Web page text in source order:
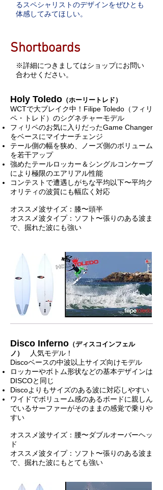
るスペシャリストのデザインをぜひとも
体感してみてほしい。
Shortboards
​※詳細につきましてはショップにお問い
合わせください。
Holy Toledo （ホーリートレド）
WCTで大ブレイク中！Filipe Toledo（フィリ
ペ・トレド）のシグネチャーモデル
フィリペのお気に入りだったGame Changer
をベースにマイナーチェンジ
テール側の幅を狭め、ノーズ側のボリューム
を若干アップ
強めたテールロッカー＆シングルコンケーブ
により極限のエアリアル性能
コンテストで遭遇しがちな平均以下〜平均ク
オリティの波質にも幅広く対応
オススメ波サイズ：膝〜頭半
オススメ波タイプ：ソフト〜張りのある波ま
で、掘れた波にも強い
Disco Inferno （ディスコインフェル
ノ）
人気モデル！
Discoベースの中波以上サイズ向けモデル
ロッカーやボトム形状などの基本デザインは
DISCOと同じ
Discoよりもサイズのある波に対応しやすい
ワイドでボリューム感のあるボードに親しん
でいるサーファーがそのままの感覚で乗りや
すい
オススメ波サイズ：腰〜ダブルオーバーヘッ
ド
オススメ波タイプ：ソフト〜張りのある波ま
で、掘れた波にもとても強い